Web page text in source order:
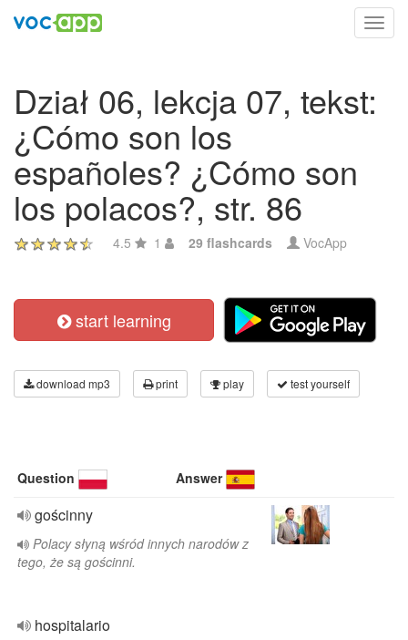
Dział 06, lekcja 07, tekst:
¿Cómo son los
españoles? ¿Cómo son
los polacos?, str. 86
4.5 1 29 flashcards VocApp
start learning
download mp3 print play test yourself
Question Answer
gościnny
Polacy słyną wśród innych narodów z
tego, że są gościnni.
hospitalario